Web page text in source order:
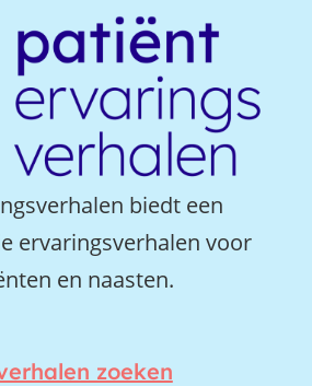
biedt een
ervaringsverhalen voor
en naasten.
zoeken